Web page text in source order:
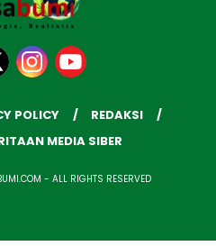
POLICY
REDAKSI
MEDIA SIBER
- ALL RIGHTS RESERVED